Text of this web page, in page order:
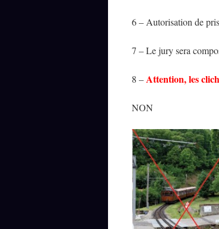
6 – Autorisation de
7 – Le jury sera
8 –Attention, les